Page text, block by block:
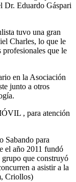
Dr. Eduardo Gáspari
tuvo una gran
Charles, lo que le
que le
en la Asociación
junto a otros
, para atención
Sabando para
el año 2011 fundó
que construyó
a asistir a la
Criollos)